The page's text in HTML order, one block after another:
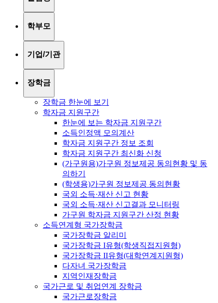
학부모
기업/기관
장학금
장학금 한눈에 보기
학자금 지원구간
한눈에 보는 학자금 지원구간
소득인정액 모의계산
학자금 지원구간 정보 조회
학자금 지원구간 최신화 신청
(가구원용)가구원 정보제공 동의현황 및 동
의하기
(학생용)가구원 정보제공 동의현황
국외 소득·재산 신고 현황
국외 소득·재산 신고결과 모니터링
가구원 학자금 지원구간 산정 현황
소득연계형 국가장학금
국가장학금 알리미
국가장학금 I유형(학생직접지원형)
국가장학금 II유형(대학연계지원형)
다자녀 국가장학금
지역인재장학금
국가근로 및 취업연계 장학금
국가근로장학금